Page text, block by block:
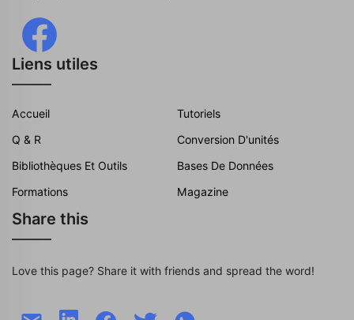
Liens utiles
Accueil
Tutoriels
Q & R
Conversion D'unités
Bibliothèques Et Outils
Bases De Données
Formations
Magazine
Share this
Love this page? Share it with friends and spread the word!